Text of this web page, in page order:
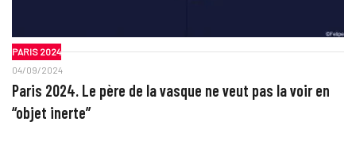
PARIS 2024
04/09/2024
Paris 2024. Le père de la vasque ne veut pas la voir en
“objet inerte”